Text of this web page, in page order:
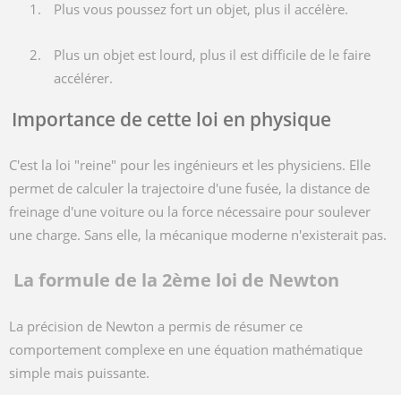
Plus vous poussez fort un objet, plus il accélère.
Plus un objet est lourd, plus il est difficile de le faire
accélérer.
Importance de cette loi en physique
C'est la loi "reine" pour les ingénieurs et les physiciens. Elle
permet de calculer la trajectoire d'une fusée, la distance de
freinage d'une voiture ou la force nécessaire pour soulever
une charge. Sans elle, la mécanique moderne n'existerait pas.
La formule de la 2ème loi de Newton
La précision de Newton a permis de résumer ce
comportement complexe en une équation mathématique
simple mais puissante.